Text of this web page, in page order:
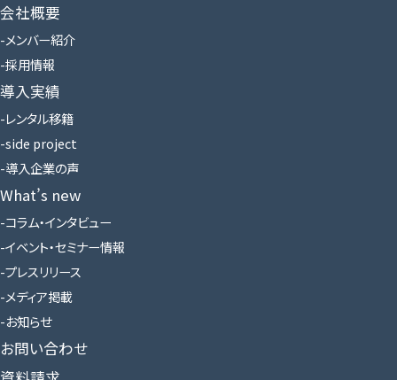
会社概要
メンバー紹介
採用情報
導入実績
レンタル移籍
side project
導入企業の声
What’s new
コラム・インタビュー
イベント・セミナー情報
プレスリリース
メディア掲載
お知らせ
お問い合わせ